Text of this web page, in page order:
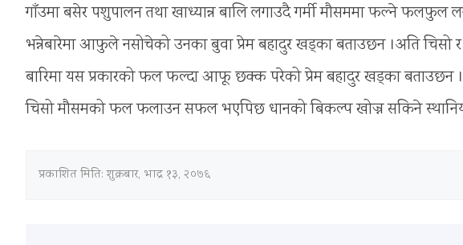
गाँउमा बसेर पशुपालन तथा खाध्यान्न बालि लगाउदै गर्मी मौसममा फल्ने
भन्नेबारेमा आफुले नसोचेको उनका बुवा प्रेम बहादुर खड्का बताउछन ।अति चिसो र
बारिमा यस प्रकारको फल फल्दा आफू छक्क परेको प्रेम बहादुर खड्का बताउछन
चिसो मौसमको फल फलाउन सफल भएपिछ धानको बिकल्प खोज्न सकिने
प्रकाशित मिति:शुक्रबार, भाद्र १३, २०७६